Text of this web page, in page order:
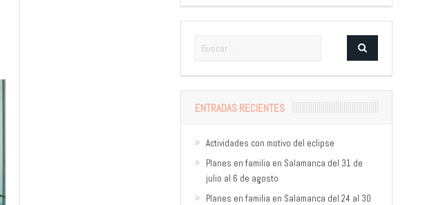
ENTRADAS RECIENTES
Actividades con motivo del eclipse
Planes en familia en Salamanca del 31 de
julio al 6 de agosto
Planes en familia en Salamanca del 24 al 30